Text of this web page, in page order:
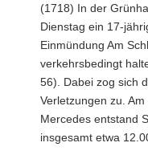
(1718) In der
Dienstag ein 17-
Einmündung Am
verkehrsbedingt
56). Dabei zog sich
Verletzungen zu.
Mercedes entstand
insgesamt etwa